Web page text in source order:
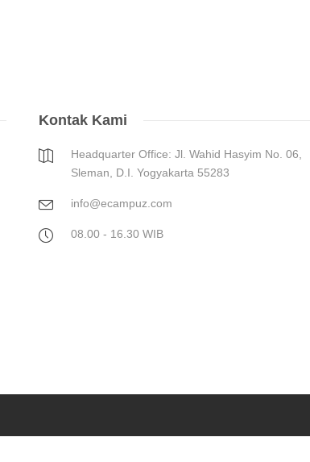
Kontak Kami
Headquarter Office: Jl. Wahid Hasyim No. 06,
Sleman, D.I. Yogyakarta 55283
info@ecampuz.com
08.00 - 16.30 WIB